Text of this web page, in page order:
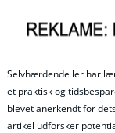
Selvhærdende ler har
et praktisk og
blevet anerkendt for
artikel udforsker